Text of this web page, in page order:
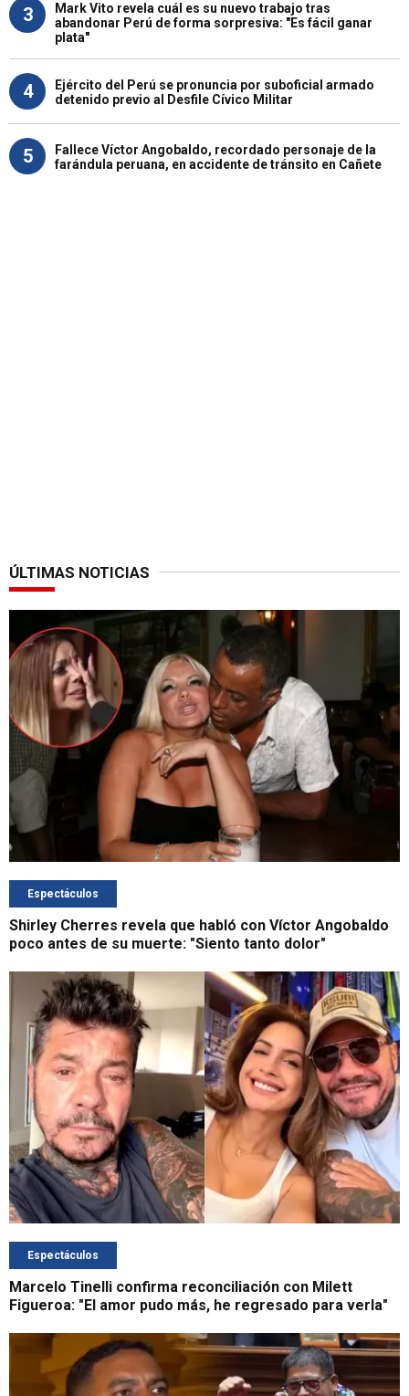
3
Mark Vito revela cuál es su nuevo trabajo tras
abandonar Perú de forma sorpresiva: "Es fácil ganar
plata"
4
Ejército del Perú se pronuncia por suboficial armado
detenido previo al Desfile Cívico Militar
5
Fallece Víctor Angobaldo, recordado personaje de la
farándula peruana, en accidente de tránsito en Cañete
ÚLTIMAS NOTICIAS
Espectáculos
Shirley Cherres revela que habló con Víctor Angobaldo
poco antes de su muerte: "Siento tanto dolor"
Espectáculos
Marcelo Tinelli confirma reconciliación con Milett
Figueroa: "El amor pudo más, he regresado para verla"